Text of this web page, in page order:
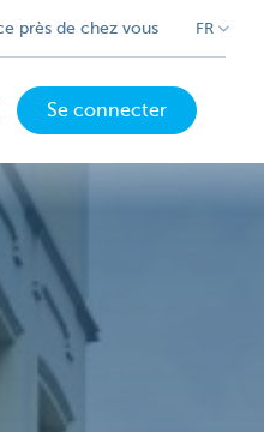
près de chez vous FR
Se connecter